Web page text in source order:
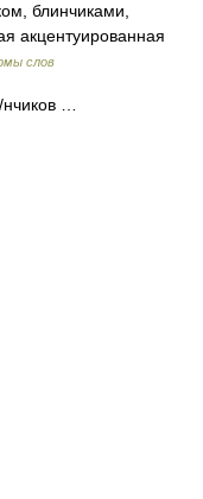
блинчиками,
акцентуированная
слов
…